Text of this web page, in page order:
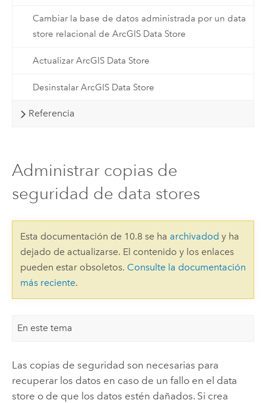
Cambiar la base de datos administrada por un data
store relacional de ArcGIS Data Store
Actualizar ArcGIS Data Store
Desinstalar ArcGIS Data Store
Referencia
Administrar copias de
seguridad de data stores
Esta documentación de 10.8 se ha archivadod y ha
dejado de actualizarse. El contenido y los enlaces
pueden estar obsoletos. Consulte la documentación
más reciente.
En este tema
Las copias de seguridad son necesarias para
recuperar los datos en caso de un fallo en el data
store o de que los datos estén dañados. Si crea